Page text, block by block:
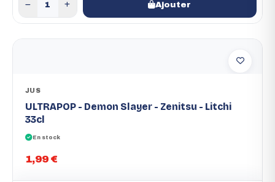
Ajouter
JUS
ULTRAPOP - Demon Slayer - Zenitsu - Litchi
33cl
En stock
1,99 €